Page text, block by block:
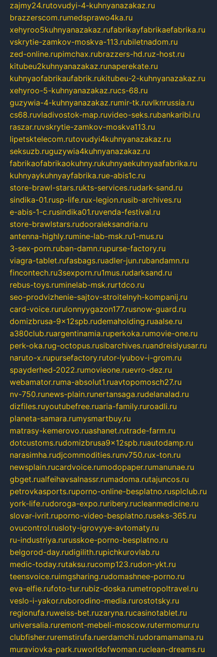
zajmy24.rutovudyi-4-kuhnyanazakaz.ru
brazzerscom.rumedsprawo4ka.ru
xehyroo5kuhnyanazakaz.rufabrikayfabrikaefabrika.ru
vskrytie-zamkov-moskva-113.rubiletnadom.ru
zed-online.rupimchax.rubrazzers-hd.ruz-host.ru
kitubeu2kuhnyanazakaz.runaperekate.ru
kuhnyaofabrikaufabrik.rukitubeu-2-kuhnyanazakaz.ru
xehyroo-5-kuhnyanazakaz.rucs-68.ru
guzywia-4-kuhnyanazakaz.rumir-tk.ruvlknrussia.ru
cs68.ruvladivostok-map.ruvideo-seks.rubankaribi.ru
raszar.ruvskrytie-zamkov-moskva113.ru
lipetsktelecom.rutovudyi4kuhnyanazakaz.ru
seksuzb.ruguzywia4kuhnyanazakaz.ru
fabrikaofabrikaokuhny.rukuhnyaekuhnyaafabrika.ru
kuhnyaykuhnyayfabrika.rue-abis1c.ru
store-brawl-stars.rukts-services.rudark-sand.ru
sindika-01.rusp-life.rux-legion.rusib-archives.ru
e-abis-1-c.rusindika01.ruvenda-festival.ru
store-brawlstars.rudooraleksandria.ru
antenna-highly.rumine-lab-msk.ru1-mus.ru
3-sex-porn.ruban-damn.rupurse-factory.ru
viagra-tablet.rufasbags.ruadler-jun.rubandamn.ru
fincontech.ru3sexporn.ru1mus.rudarksand.ru
rebus-toys.ruminelab-msk.rurtdco.ru
seo-prodvizhenie-sajtov-stroitelnyh-kompanij.ru
card-voice.rurulonnyygazon177.rusnow-guard.ru
domizbrusa-9x12spb.rudemaholding.ruaalse.ru
a380club.ruargentinamia.ruperkoka.rumovie-one.ru
perk-oka.rug-octopus.rusibarchives.ruandreislyusar.ru
naruto-x.rupursefactory.rutor-lyubov-i-grom.ru
spayderhed-2022.rumovieone.ruevro-dez.ru
webamator.ruma-absolut1.ruavtopomosch27.ru
nv-750.runews-plain.runertansaga.rudelanalad.ru
dizfiles.ruyoutubefree.ruaria-family.ruroadli.ru
planeta-samara.rumysmartbuy.ru
matrasy-kemerovo.ruashanet.rutrade-farm.ru
dotcustoms.rudomizbrusa9x12spb.ruautodamp.ru
narasimha.rudjcommodities.runv750.rux-ton.ru
newsplain.rucardvoice.rumodopaper.rumanunae.ru
gbget.rualfeihavsalnassr.rumadoma.rutajuncos.ru
petrovkasports.ruporno-online-besplatno.rusplclub.ru
york-life.rudoroga-expo.ruribery.rucleanmedicine.ru
slovar-ivrit.ruporno-video-besplatno.ruseks-365.ru
ovucontrol.rusloty-igrovyye-avtomaty.ru
ru-industriya.rurusskoe-porno-besplatno.ru
belgorod-day.rudigilith.rupichkurovlab.ru
medic-today.rutaksu.rucomp123.rudon-ykt.ru
teensvoice.ruimgsharing.rudomashnee-porno.ru
eva-elfie.rufoto-tur.rubiz-doska.rumetropoltravel.ru
veslo-i-yakor.ruborodino-media.rurostotsky.ru
regionufa.ruweiss-bet.ruzaryna.rucasinotablet.ru
universalia.ruremont-mebeli-moscow.rutermomur.ru
clubfisher.ruremstirufa.ruerdamchi.rudoramamama.ru
muraviovka-park.ruworldofwoman.ruclean-dreams.ru